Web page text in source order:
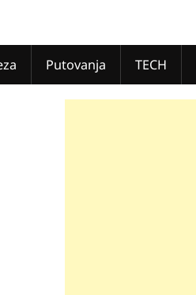
Putovanja TECH